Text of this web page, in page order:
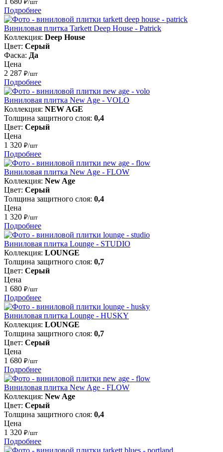
₽/шт
Подробнее
Виниловая плитка Tarkett Deep House - Patrick
Коллекция: Deep House
Цвет: Серый
Фаска: Да
Цена
2 287 ₽/шт
Подробнее
Виниловая плитка New Age - VOLO
Коллекция: NEW AGE
Толщина защитного слоя: 0,4
Цвет: Серый
Цена
1 320 ₽/шт
Подробнее
Виниловая плитка New Age - FLOW
Коллекция: New Age
Цвет: Серый
Толщина защитного слоя: 0,4
Цена
1 320 ₽/шт
Подробнее
Виниловая плитка Lounge - STUDIO
Коллекция: LOUNGE
Толщина защитного слоя: 0,7
Цвет: Серый
Цена
1 680 ₽/шт
Подробнее
Виниловая плитка Lounge - HUSKY
Коллекция: LOUNGE
Толщина защитного слоя: 0,7
Цвет: Серый
Цена
1 680 ₽/шт
Подробнее
Виниловая плитка New Age - FLOW
Коллекция: New Age
Цвет: Серый
Толщина защитного слоя: 0,4
Цена
1 320 ₽/шт
Подробнее